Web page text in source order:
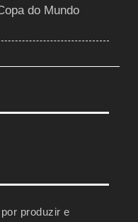
do Mundo
produzir e